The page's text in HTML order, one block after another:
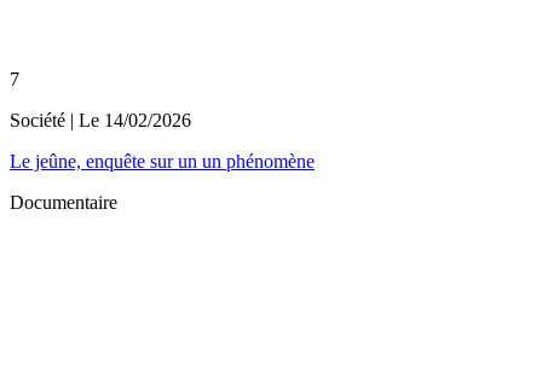
7
Société | Le 14/02/2026
Le jeûne, enquête sur un un phénomène
Documentaire